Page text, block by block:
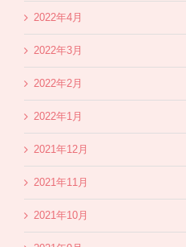
2022年4月
2022年3月
2022年2月
2022年1月
2021年12月
2021年11月
2021年10月